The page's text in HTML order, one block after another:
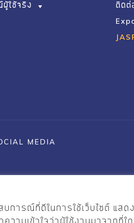
บการณ์ที่ดีในการใช้เว็บไซต์ แส
ำความเข้าใจว่าผู้ใช้งานมาจา
ใช้จริง
ติดต่
MEDIA
SONS All Rights